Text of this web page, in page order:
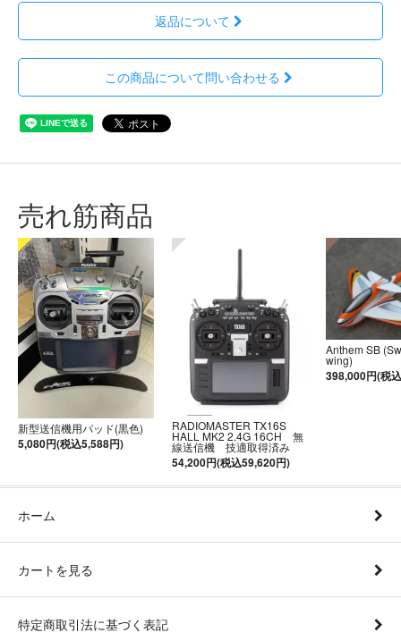
返品について
この商品について問い合わせる
売れ筋商品
新型送信機用パッド(黒色)
5,080円(税込5,588円)
RADIOMASTER TX16S
HALL MK2 2.4G 16CH 無
線送信機 技適取得済み
54,200円(税込59,620円)
Anthem SB
wing)
398,000円(税
ホーム
カートを見る
特定商取引法に基づく表記